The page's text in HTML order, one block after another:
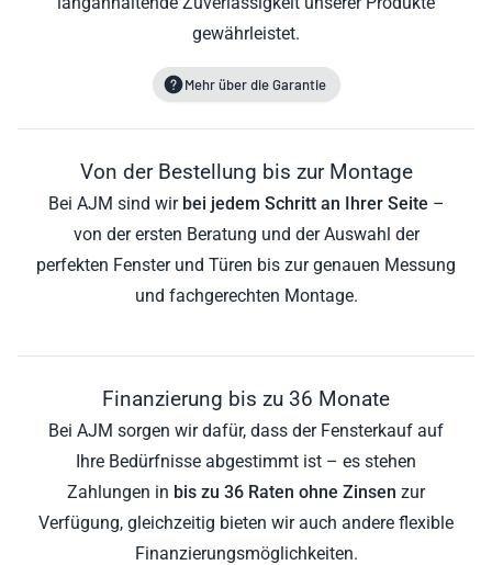
gewährleistet.
Mehr über die Garantie
Von der Bestellung bis zur Montage
Bei AJM sind wir bei jedem Schritt an Ihrer Seite –
von der ersten Beratung und der Auswahl der
perfekten Fenster und Türen bis zur genauen Messung
und fachgerechten Montage.
Finanzierung bis zu 36 Monate
Bei AJM sorgen wir dafür, dass der Fensterkauf auf
Ihre Bedürfnisse abgestimmt ist – es stehen
Zahlungen in bis zu 36 Raten ohne Zinsen zur
Verfügung, gleichzeitig bieten wir auch andere flexible
Finanzierungsmöglichkeiten.